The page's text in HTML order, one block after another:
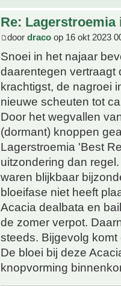
Re:
door draco op 16 okt 2023
Snoei in het najaar
daarentegen vertraagt
krachtigst, de nagroei
nieuwe scheuten tot
Door het wegvallen
(dormant) knoppen
Lagerstroemia 'Best
uitzondering dan
waren blijkbaar
bloeifase niet heeft
Acacia dealbata en
de zomer verpot.
steeds. Bijgevolg
De bloei bij deze
knopvorming